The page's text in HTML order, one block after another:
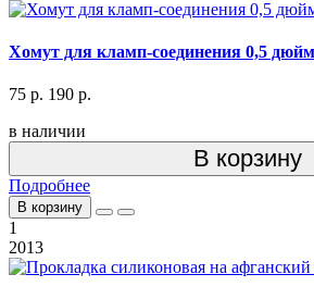
Хомут для кламп-соединения 0,5
75 р. 190 р.
в наличии
В корзину
Подробнее
В корзину
1
2013